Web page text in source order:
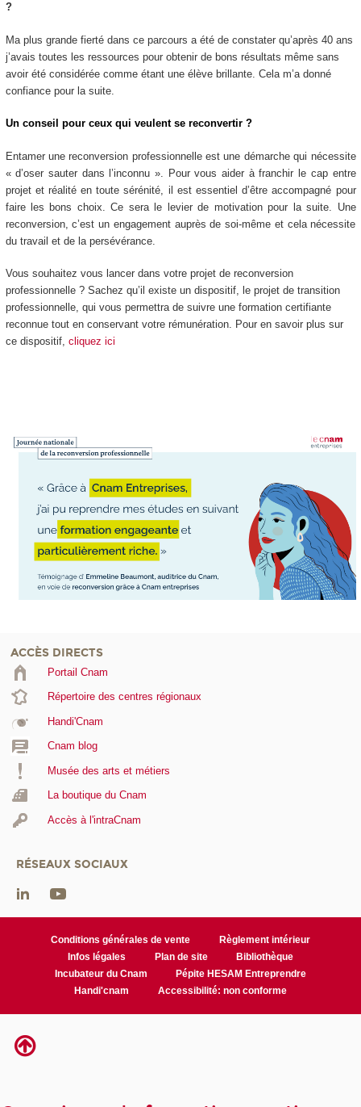
?
Ma plus grande fierté dans ce parcours a été de constater qu’après 40 ans
j’avais toutes les ressources pour obtenir de bons résultats même sans
avoir été considérée comme étant une élève brillante. Cela m’a donné
confiance pour la suite.
Un conseil pour ceux qui veulent se reconvertir ?
Entamer une reconversion professionnelle est une démarche qui nécessite
« d’oser sauter dans l’inconnu ». Pour vous aider à franchir le cap entre
projet et réalité en toute sérénité, il est essentiel d’être accompagné pour
faire les bons choix. Ce sera le levier de motivation pour la suite. Une
reconversion, c’est un engagement auprès de soi-même et cela nécessite
du travail et de la persévérance.
Vous souhaitez vous lancer dans votre projet de reconversion
professionnelle ? Sachez qu’il existe un dispositif, le projet de transition
professionnelle, qui vous permettra de suivre une formation certifiante
reconnue tout en conservant votre rémunération. Pour en savoir plus sur
ce dispositif, cliquez ici
ACCÈS DIRECTS
Portail Cnam
Répertoire des centres régionaux
Handi'Cnam
Cnam blog
Musée des arts et métiers
La boutique du Cnam
Accès à l'intraCnam
RÉSEAUX SOCIAUX
Conditions générales de vente
Règlement intérieur
Infos légales
Plan de site
Bibliothèque
Incubateur du Cnam
Pépite HESAM Entreprendre
Handi'cnam
Accessibilité: non conforme